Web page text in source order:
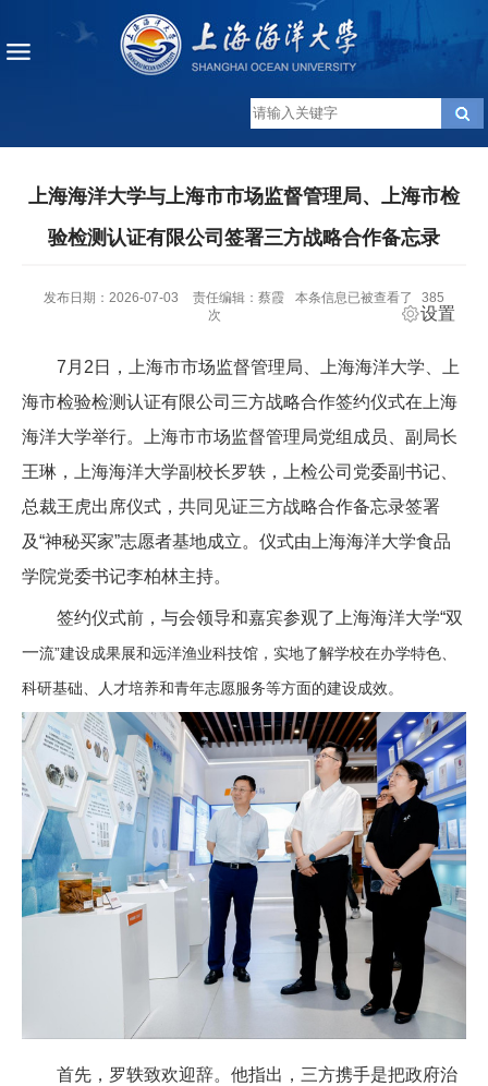
上海海洋大学与上海市市场监督管理局、上海市检
验检测认证有限公司签署三方战略合作备忘录
发布日期：2026-07-03 责任编辑：蔡霞 本条信息已被查看了
385
次
设置
7月2日，上海市市场监督管理局、上海海洋大学、上
海市检验检测认证有限公司三方战略合作签约仪式在上海
海洋大学举行。上海市市场监督管理局党组成员、副局长
王琳，上海海洋大学副校长罗轶，上检公司党委副书记、
总裁王虎出席仪式，共同见证三方战略合作备忘录签署
及“神秘买家”志愿者基地成立。仪式由上海海洋大学食品
学院党委书记李柏林主持。
签约仪式前，与会领导和嘉宾参观了上海海洋大学“双
一流”建设成果展和远洋渔业科技馆，实地了解学校在办学特色、
科研基础、人才培养和青年志愿服务等方面的建设成效。
首先，罗轶致欢迎辞。他指出，三方携手是把政府治